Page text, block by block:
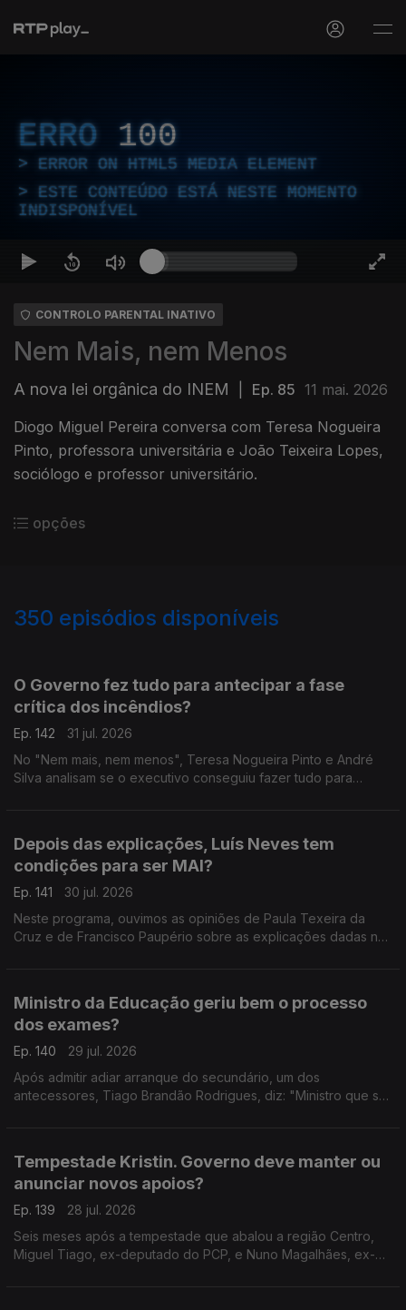
ERRO 100
ERROR ON HTML5 MEDIA ELEMENT
ESTE CONTEÚDO ESTÁ NESTE MOMENTO
INDISPONÍVEL
CONTROLO PARENTAL INATIVO
Nem Mais, nem Menos
A nova lei orgânica do INEM Ep. 85 11 mai. 2026
Diogo Miguel Pereira conversa com Teresa Nogueira
Pinto, professora universitária e João Teixeira Lopes,
sociólogo e professor universitário.
opções
350 episódios disponíveis
O Governo fez tudo para antecipar a fase
crítica dos incêndios?
Ep. 142
31 jul. 2026
No "Nem mais, nem menos", Teresa Nogueira Pinto e André
Silva analisam se o executivo conseguiu fazer tudo para
Depois das explicações, Luís Neves tem
condições para ser MAI?
Ep. 141
30 jul. 2026
Neste programa, ouvimos as opiniões de Paula Texeira da
Cruz e de Francisco Paupério sobre as explicações dadas na
Ministro da Educação geriu bem o processo
dos exames?
Ep. 140
29 jul. 2026
Após admitir adiar arranque do secundário, um dos
antecessores, Tiago Brandão Rodrigues, diz: "Ministro que se
Tempestade Kristin. Governo deve manter ou
anunciar novos apoios?
Ep. 139
28 jul. 2026
Seis meses após a tempestade que abalou a região Centro,
Miguel Tiago, ex-deputado do PCP, e Nuno Magalhães, ex-